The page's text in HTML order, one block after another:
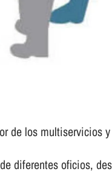
de los multiservicios
diferentes oficios,